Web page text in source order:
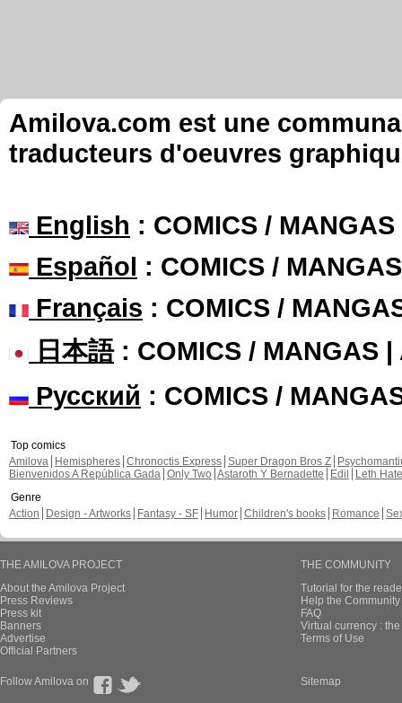
Amilova.com est une
traducteurs d'oeuvres
English : COMICS /
Español : COMICS /
Français : COMICS /
日本語: COMICS / MANGAS |
Русский : COMICS /
Top comics
Amilova
Hemispheres Chronoctis Express Super Dragon Bros Z
Bienvenidos A República Gada Only Two Astaroth Y Bernadette Edil
Leth Hate
Genre
Action
Design - Artworks Fantasy - SF Humor Children's books Romance
THE AMILOVA PROJECT
About the Amilova Project
Press Reviews
Press kit
Banners
Advertise
Official Partners
THE COMMUNITY
Tutorial for the
Help the
FAQ
Virtual currency :
Terms of Use
Follow Amilova on Sitemap